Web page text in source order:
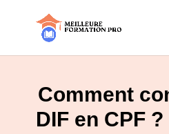
Comment
DIF en CPF